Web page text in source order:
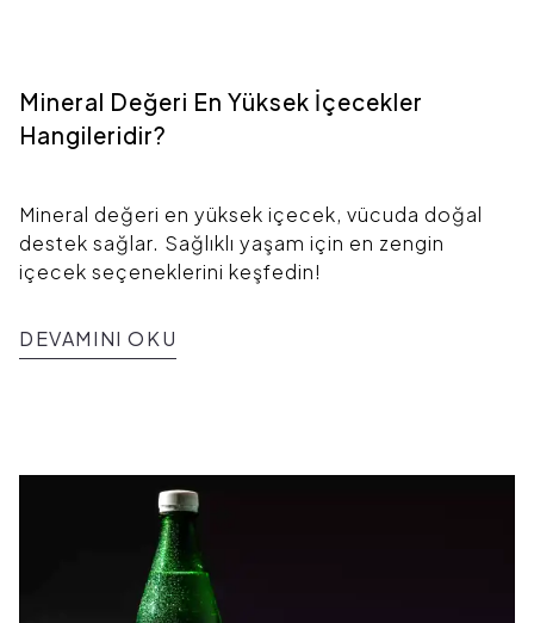
Mineral Değeri En Yüksek İçecekler
Hangileridir?
Mineral değeri en yüksek içecek, vücuda doğal
destek sağlar. Sağlıklı yaşam için en zengin
içecek seçeneklerini keşfedin!
DEVAMINI OKU